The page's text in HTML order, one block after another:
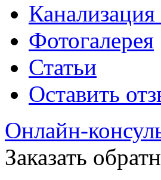
Фотогалерея
Статьи
Оставить
Онлайн-
Заказать